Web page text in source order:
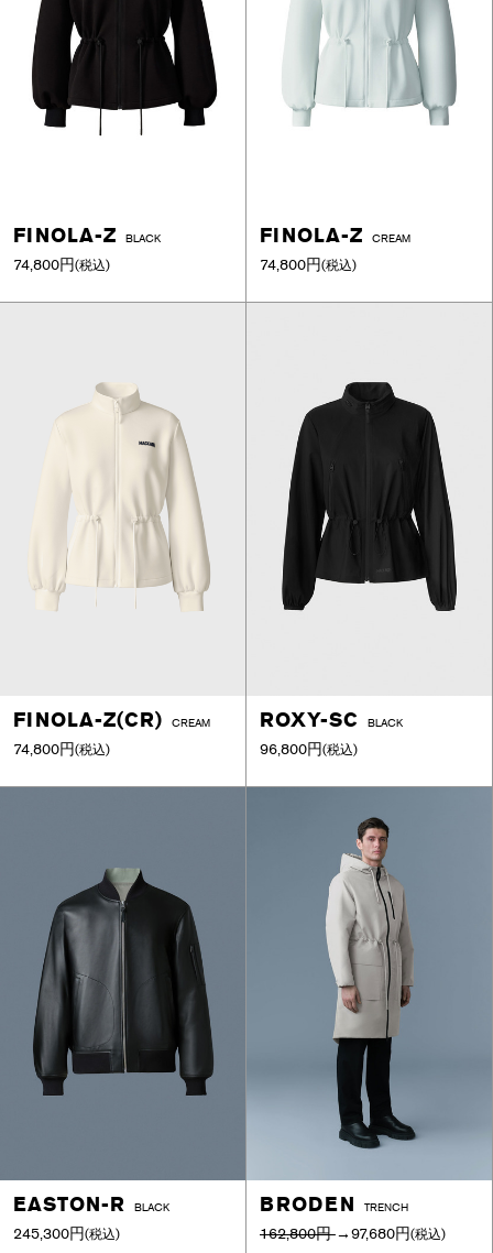
FINOLA-Z BLACK
74,800円(税込)
FINOLA-Z CREAM
74,800円(税込)
FINOLA-Z(CR) CREAM
74,800円(税込)
ROXY-SC BLACK
96,800円(税込)
EASTON-R BLACK
245,300円(税込)
BRODEN TRENCH
162,800円→97,680円(税込)